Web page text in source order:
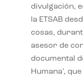
divulgación,
la ETSAB
cosas,
asesor de
documental
Humana’,